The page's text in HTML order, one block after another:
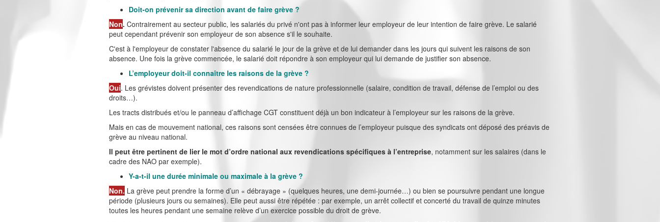
Doit-on prévenir sa direction avant de faire grève ?
Non. Contrairement au secteur public, les salariés du privé n'ont pas à informer leur employeur de leur intention de faire grève. Le salarié
peut cependant prévenir son employeur de son absence s'il le souhaite.
C'est à l'employeur de constater l'absence du salarié le jour de la grève et de lui demander dans les jours qui suivent les raisons de son
absence. Une fois la grève commencée, le salarié doit répondre à son employeur qui lui demande de justifier son absence.
L’employeur doit-il connaître les raisons de la grève ?
Oui. Les grévistes doivent présenter des revendications de nature professionnelle (salaire, condition de travail, défense de l’emploi ou des
droits…).
Les tracts distribués et/ou le panneau d’affichage CGT constituent déjà un bon indicateur à l’employeur sur les raisons de la grève.
Mais en cas de mouvement national, ces raisons sont censées être connues de l’employeur puisque des syndicats ont déposé des préavis de
grève au niveau national.
Il peut être pertinent de lier le mot d’ordre national aux revendications spécifiques à l’entreprise, notamment sur les salaires (dans le
cadre des NAO par exemple).
Y-a-t-il une durée minimale ou maximale à la grève ?
Non. La grève peut prendre la forme d’un « débrayage » (quelques heures, une demi-journée…) ou bien se poursuivre pendant une longue
période (plusieurs jours ou semaines). Elle peut aussi être répétée : par exemple, un arrêt collectif et concerté du travail de quinze minutes
toutes les heures pendant une semaine relève d’un exercice possible du droit de grève.